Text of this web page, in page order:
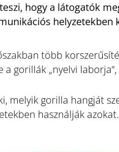
hogy a látogatók
több
gorillák „nyelvi
melyik gorilla hangját
használják azokat.